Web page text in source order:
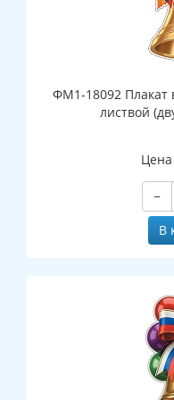
ФМ1-18092 Плакат
листвой
−
В